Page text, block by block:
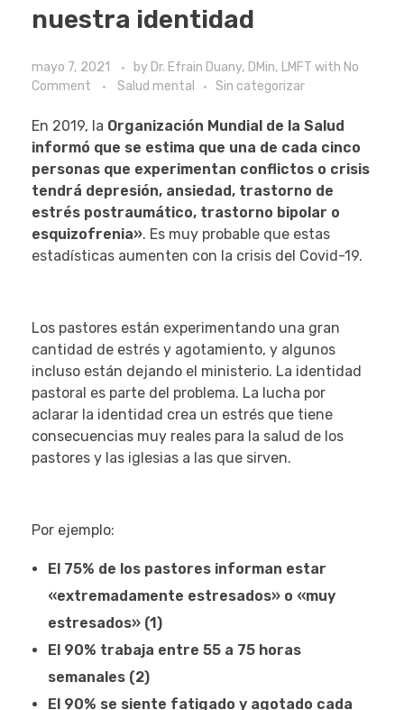
nuestra identidad
mayo 7, 2021 by Dr. Efrain Duany, DMin, LMFT with No
Comment
Salud mental Sin categorizar
En 2019, la Organización Mundial de la Salud
informó que se estima que una de cada cinco
personas que experimentan conflictos o crisis
tendrá depresión, ansiedad, trastorno de
estrés postraumático, trastorno bipolar o
esquizofrenia». Es muy probable que estas
estadísticas aumenten con la crisis del Covid-19.
Los pastores están experimentando una gran
cantidad de estrés y agotamiento, y algunos
incluso están dejando el ministerio. La identidad
pastoral es parte del problema. La lucha por
aclarar la identidad crea un estrés que tiene
consecuencias muy reales para la salud de los
pastores y las iglesias a las que sirven.
Por ejemplo:
El 75% de los pastores informan estar
«extremadamente estresados» o «muy
estresados» (1)
El 90% trabaja entre 55 a 75 horas
semanales (2)
El 90% se siente fatigado y agotado cada